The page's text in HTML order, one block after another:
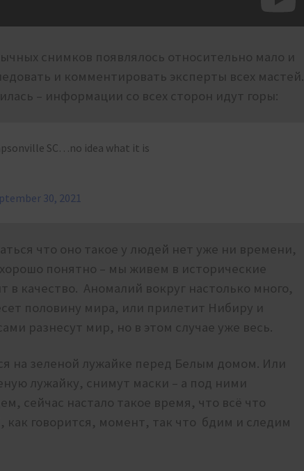
снимков появлялось относительно мало и
и комментировать эксперты всех мастей.
– информации со всех сторон идут горы:
SC…no idea what it is
30, 2021
что оно такое у людей нет уже ни времени,
понятно – мы живем в исторические
в качество. Аномалий вокруг настолько много,
половину мира, или прилетит Нибиру и
разнесут мир, но в этом случае уже весь.
на зеленой лужайке перед Белым домом. Или
лужайку, снимут маски – а под ними
сейчас настало такое время, что всё что
говорится, момент, так что бдим и следим